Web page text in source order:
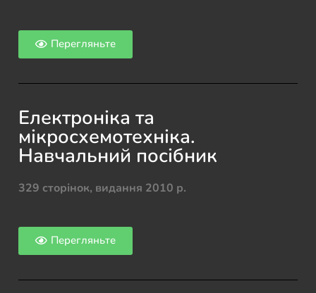
Перегляньте
Електроніка та
мікросхемотехніка.
Навчальний посібник
329 сторінок, видання 2010 р.
Перегляньте